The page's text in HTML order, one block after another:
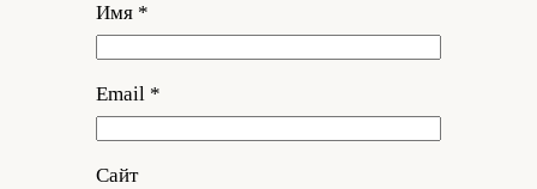
Имя *
Email *
Сайт